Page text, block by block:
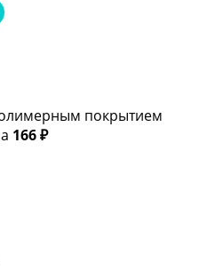
покрытием
166 ₽